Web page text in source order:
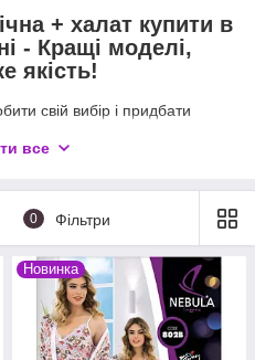
+ халат купити в
- Кращі моделі,
якість!
свій вибір і придбати
цього сезону.
все
0 Фільтри
Новинка